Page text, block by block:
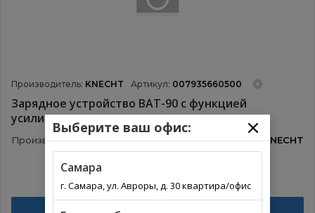
Производитель: KNECHT Артикул: 007935660500
Зарядное устройство BAT-90 с функцией
усилителя
Производитель: KNECHT
Выберите ваш офис:
Самара
г. Самара, ул. Авроры, д. 30 квартира/офис